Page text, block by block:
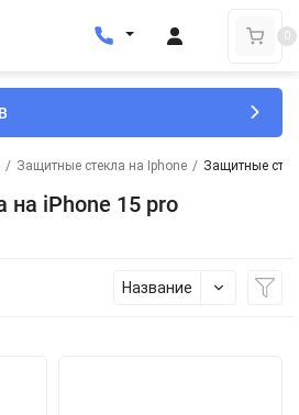
0
/ Защитные стекла на Iphone / Защитные
на iPhone 15 pro
Название